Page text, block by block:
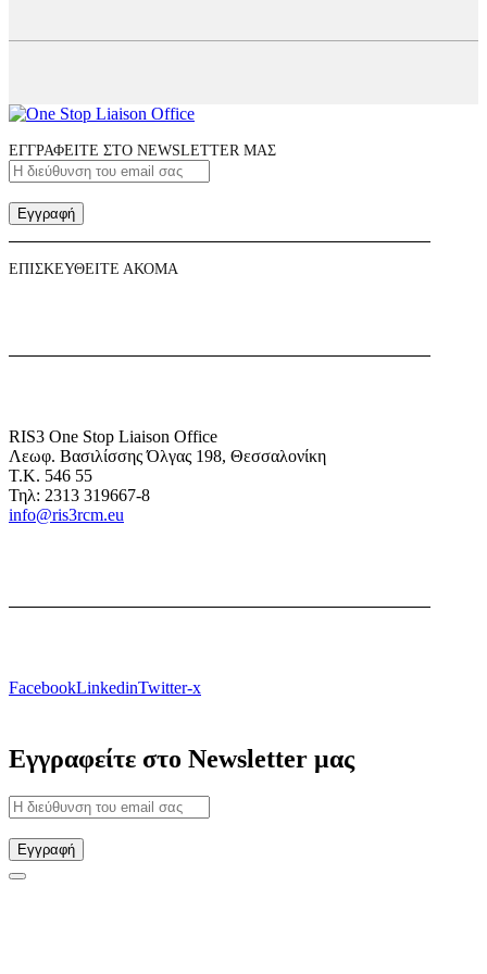
ΕΓΓΡΑΦΕΙΤΕ ΣΤΟ NEWSLETTER ΜΑΣ
Εγγραφή
ΕΠΙΣΚΕΥΘΕΙΤΕ ΑΚΟΜΑ
RIS3 One Stop Liaison Office
Λεωφ. Βασιλίσσης Όλγας 198, Θεσσαλονίκη
Τ.Κ. 546 55
Τηλ: 2313 319667-8
info@ris3rcm.eu
FacebookLinkedinTwitter-x
Εγγραφείτε στο Newsletter μας
Εγγραφή